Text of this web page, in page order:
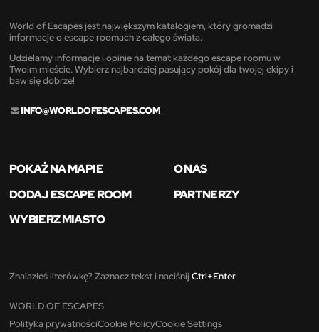
World of Escapes jest największym katalogiem, który gromadzi
informacje o escape roomach z całego świata.
Udzielamy informacje i opinie na temat każdego escape roomu w
Twoim mieście. Wybierz najbardziej pasujący pokój dla twojej ekipy i
baw się dobrze!
INFO@WORLDOFESCAPES.COM
POKAŻ NA MAPIE
O NAS
DODAJ ESCAPE ROOM
PARTNERZY
WYBIERZ MIASTO
Znalazłeś literówkę? Zaznacz tekst i naciśnij Ctrl+Enter.
WORLD OF ESCAPES
Polityka prywatnościCookie PolicyCookie Settings